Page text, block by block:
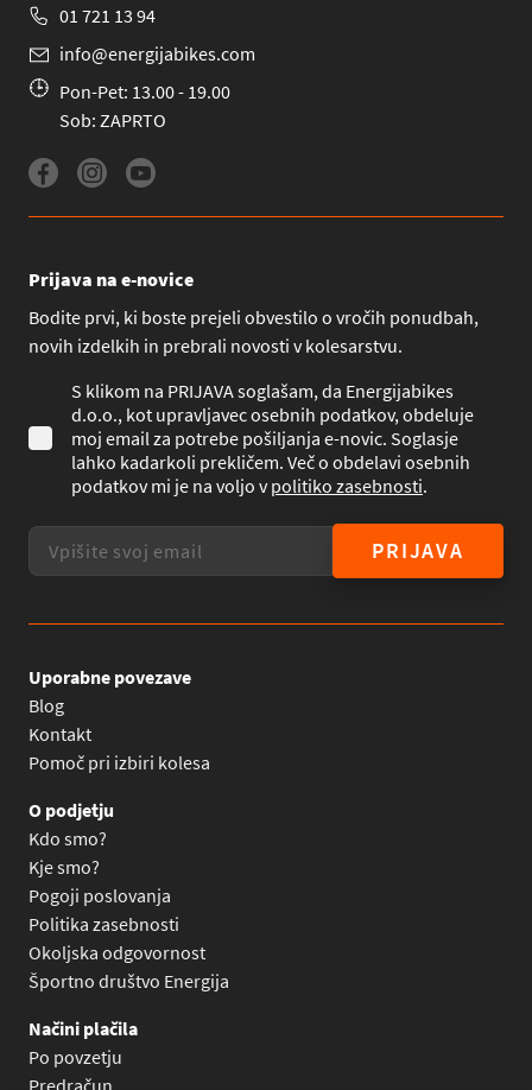
01 721 13 94
info@energijabikes.com
Pon-Pet: 13.00 - 19.00
Sob: ZAPRTO
Prijava na e-novice
Bodite prvi, ki boste prejeli obvestilo o vročih ponudbah,
novih izdelkih in prebrali novosti v kolesarstvu.
S klikom na PRIJAVA soglašam, da Energijabikes
d.o.o., kot upravljavec osebnih podatkov, obdeluje
moj email za potrebe pošiljanja e-novic. Soglasje
lahko kadarkoli prekličem. Več o obdelavi osebnih
podatkov mi je na voljo vpolitiko zasebnosti.
PRIJAVA
Uporabne povezave
Blog
Kontakt
Pomoč pri izbiri kolesa
O podjetju
Kdo smo?
Kje smo?
Pogoji poslovanja
Politika zasebnosti
Okoljska odgovornost
Športno društvo Energija
Načini plačila
Po povzetju